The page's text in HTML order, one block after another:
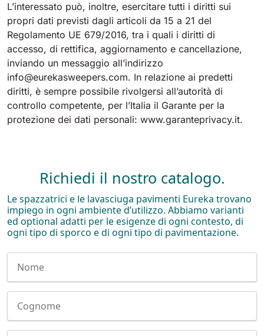
Lavapavimenti uomo a bordo
Mostra tutte
E65
650 mm 3900 m²/h
830 mm 4980 m²/h
1000 mm 7500 m²/h
Bull 200
2100 mm 29400 m²/h
L’interessato può, inoltre, esercitare tutti i diritti sui
propri dati previsti dagli articoli da 15 a 21 del
Regolamento UE 679/2016, tra i quali i diritti di
accesso, di rettifica, aggiornamento e cancellazione,
inviando un messaggio all’indirizzo
info@eurekasweepers.com. In relazione ai predetti
diritti, è sempre possibile rivolgersi all’autorità di
controllo competente, per l’Italia il Garante per la
protezione dei dati personali: www.garanteprivacy.it.
Richiedi il nostro catalogo.
Le spazzatrici e le lavasciuga pavimenti Eureka trovano
impiego in ogni ambiente d’utilizzo. Abbiamo varianti
ed optional adatti per le esigenze di ogni contesto, di
ogni tipo di sporco e di ogni tipo di pavimentazione.